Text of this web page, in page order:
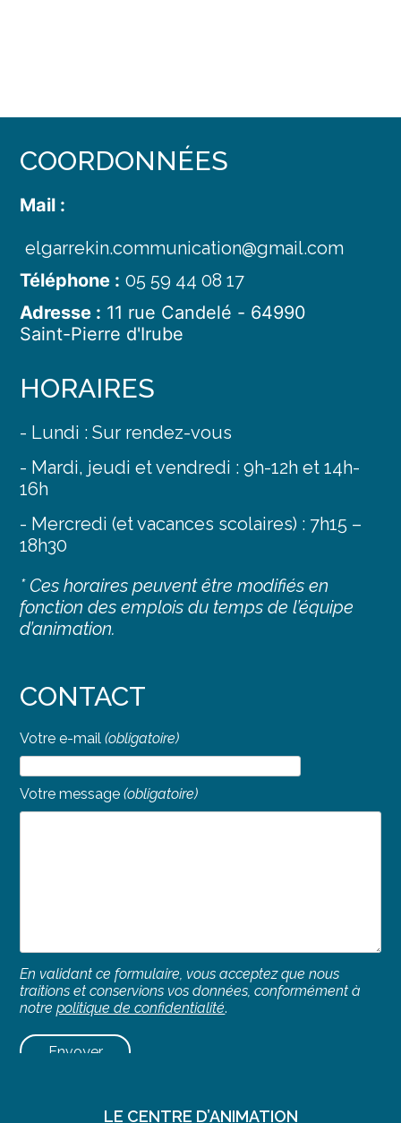
LE CENTRE D’ANIMATION
COORDONNÉES
Mail :
elgarrekin.communication@gmail.com
Téléphone : 05 59 44 08 17
Adresse : 11 rue Candelé - 64990
Saint-Pierre d'Irube
HORAIRES
- Lundi : Sur rendez-vous
- Mardi, jeudi et vendredi : 9h-12h et 14h-
16h
- Mercredi (et vacances scolaires) : 7h15 –
18h30
* Ces horaires peuvent être modifiés en
fonction des emplois du temps de l’équipe
d’animation.
CONTACT
Votre e-mail(obligatoire)
Votre message(obligatoire)
En validant ce formulaire, vous acceptez que nous
traitions et conservions vos données, conformément à
notrepolitique de confidentialité.
LIENS UTILES